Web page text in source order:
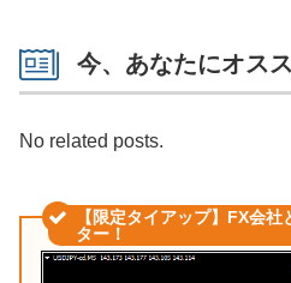
今、あなたにオス
No related posts.
【限定タイアップ】FX会
ター！